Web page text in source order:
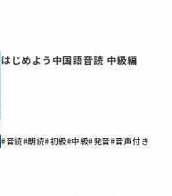
はじめよう中国語音読 中級編
#音読#朗読#初級#中級#発音#音声付き